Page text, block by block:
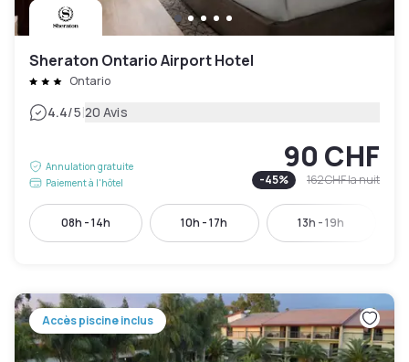
Sheraton Ontario Airport Hotel
Ontario
4.4/5|20 Avis
Annulation gratuite
Paiement à l'hôtel
90 CHF
-45% 162 CHFla nuit
08h - 14h 10h - 17h 13h - 19h
Accès piscine inclus